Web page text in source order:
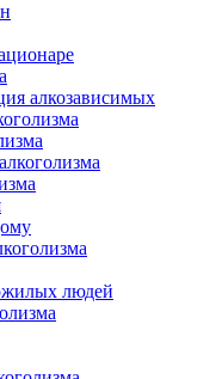
алкозависимых
людей